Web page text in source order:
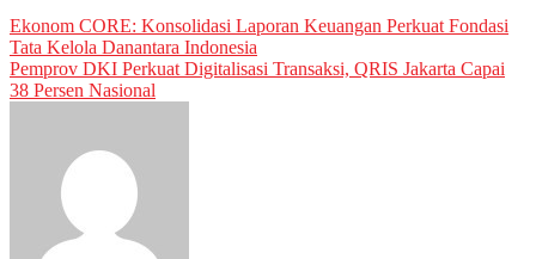
Post
navigation
Ekonom CORE: Konsolidasi Laporan Keuangan Perkuat Fondasi
Tata Kelola Danantara Indonesia
Pemprov DKI Perkuat Digitalisasi Transaksi, QRIS Jakarta Capai
38 Persen Nasional